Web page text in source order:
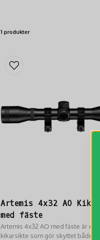
1 produkter
Artemis 4x32 AO
med fäste
Artemis 4x32 AO med fäste är ett
kikarsikte som gör skyttet både